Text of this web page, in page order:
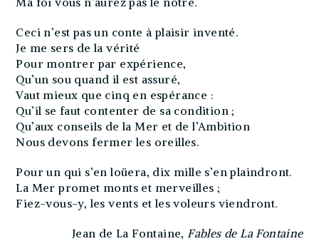
Ceci n’est pas un conte à plaisir inventé.
Je me sers de la vérité
Pour montrer par expérience,
Qu’un sou quand il est assuré,
Vaut mieux que cinq en espérance :
Qu’il se faut contenter de sa condition ;
Qu’aux conseils de la Mer et de l’Ambition
Nous devons fermer les oreilles.
Pour un qui s’en loüera, dix mille s’en plaindront.
La Mer promet monts et merveilles ;
Fiez-vous-y, les vents et les voleurs viendront.
Jean de La Fontaine, Fables de La Fontaine